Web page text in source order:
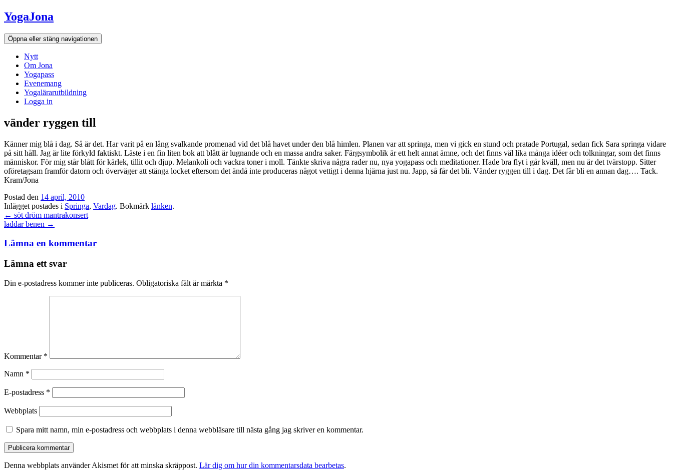
Hoppa
till
innehållet
YogaJona
Öppna eller stäng navigationen
Nytt
Om Jona
Yogapass
Evenemang
Yogalärarutbildning
Logga in
vänder ryggen till
Känner mig blå i dag. Så är det. Har varit på en lång svalkande promenad vid det blå havet under den blå himlen. Planen var att springa, men vi gick en stund och pratade Portugal, sedan fick Sara springa vidare
på sitt håll. Jag är lite förkyld faktiskt. Läste i en fin liten bok att blått är lugnande och en massa andra saker. Färgsymbolik är ett helt annat ämne, och det finns väl lika många idéer och tolkningar, som det finns
människor. För mig står blått för kärlek, tillit och djup. Melankoli och vackra toner i moll. Tänkte skriva några rader nu, nya yogapass och meditationer. Hade bra flyt i går kväll, men nu är det tvärstopp. Sitter
oföretagsam framför datorn och överväger att stänga locket eftersom det ändå inte produceras något vettigt i denna hjärna just nu. Japp, så får det bli. Vänder ryggen till i dag. Det får bli en annan dag…. Tack.
Kram/Jona
Postad den 14 april, 2010
Inlägget postades i Springa, Vardag. Bokmärk länken.
Inläggsnavigation
← söt dröm mantrakonsert
laddar benen →
Lämna en kommentar
Lämna ett svar
Din e-postadress kommer inte publiceras. Obligatoriska fält är märkta *
Kommentar *
Namn *
E-postadress *
Webbplats
Spara mitt namn, min e-postadress och webbplats i denna webbläsare till nästa gång jag skriver en kommentar.
Denna webbplats använder Akismet för att minska skräppost. Lär dig om hur din kommentarsdata bearbetas.